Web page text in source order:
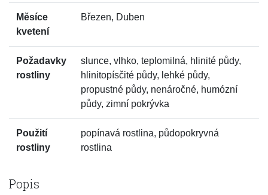
Měsíce
kvetení
Březen, Duben
Požadavky
rostliny
slunce, vlhko, teplomilná, hlinité půdy,
hlinitopísčité půdy, lehké půdy,
propustné půdy, nenáročné, humózní
půdy, zimní pokrývka
Použití
rostliny
popínavá rostlina, půdopokryvná
rostlina
Popis